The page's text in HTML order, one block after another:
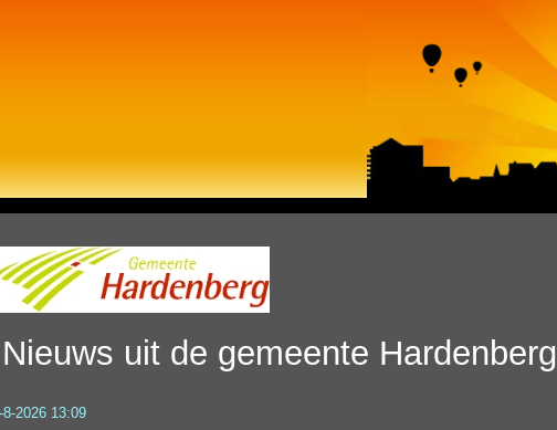
Nieuws uit de gemeente Hardenberg
8-2026 13:09